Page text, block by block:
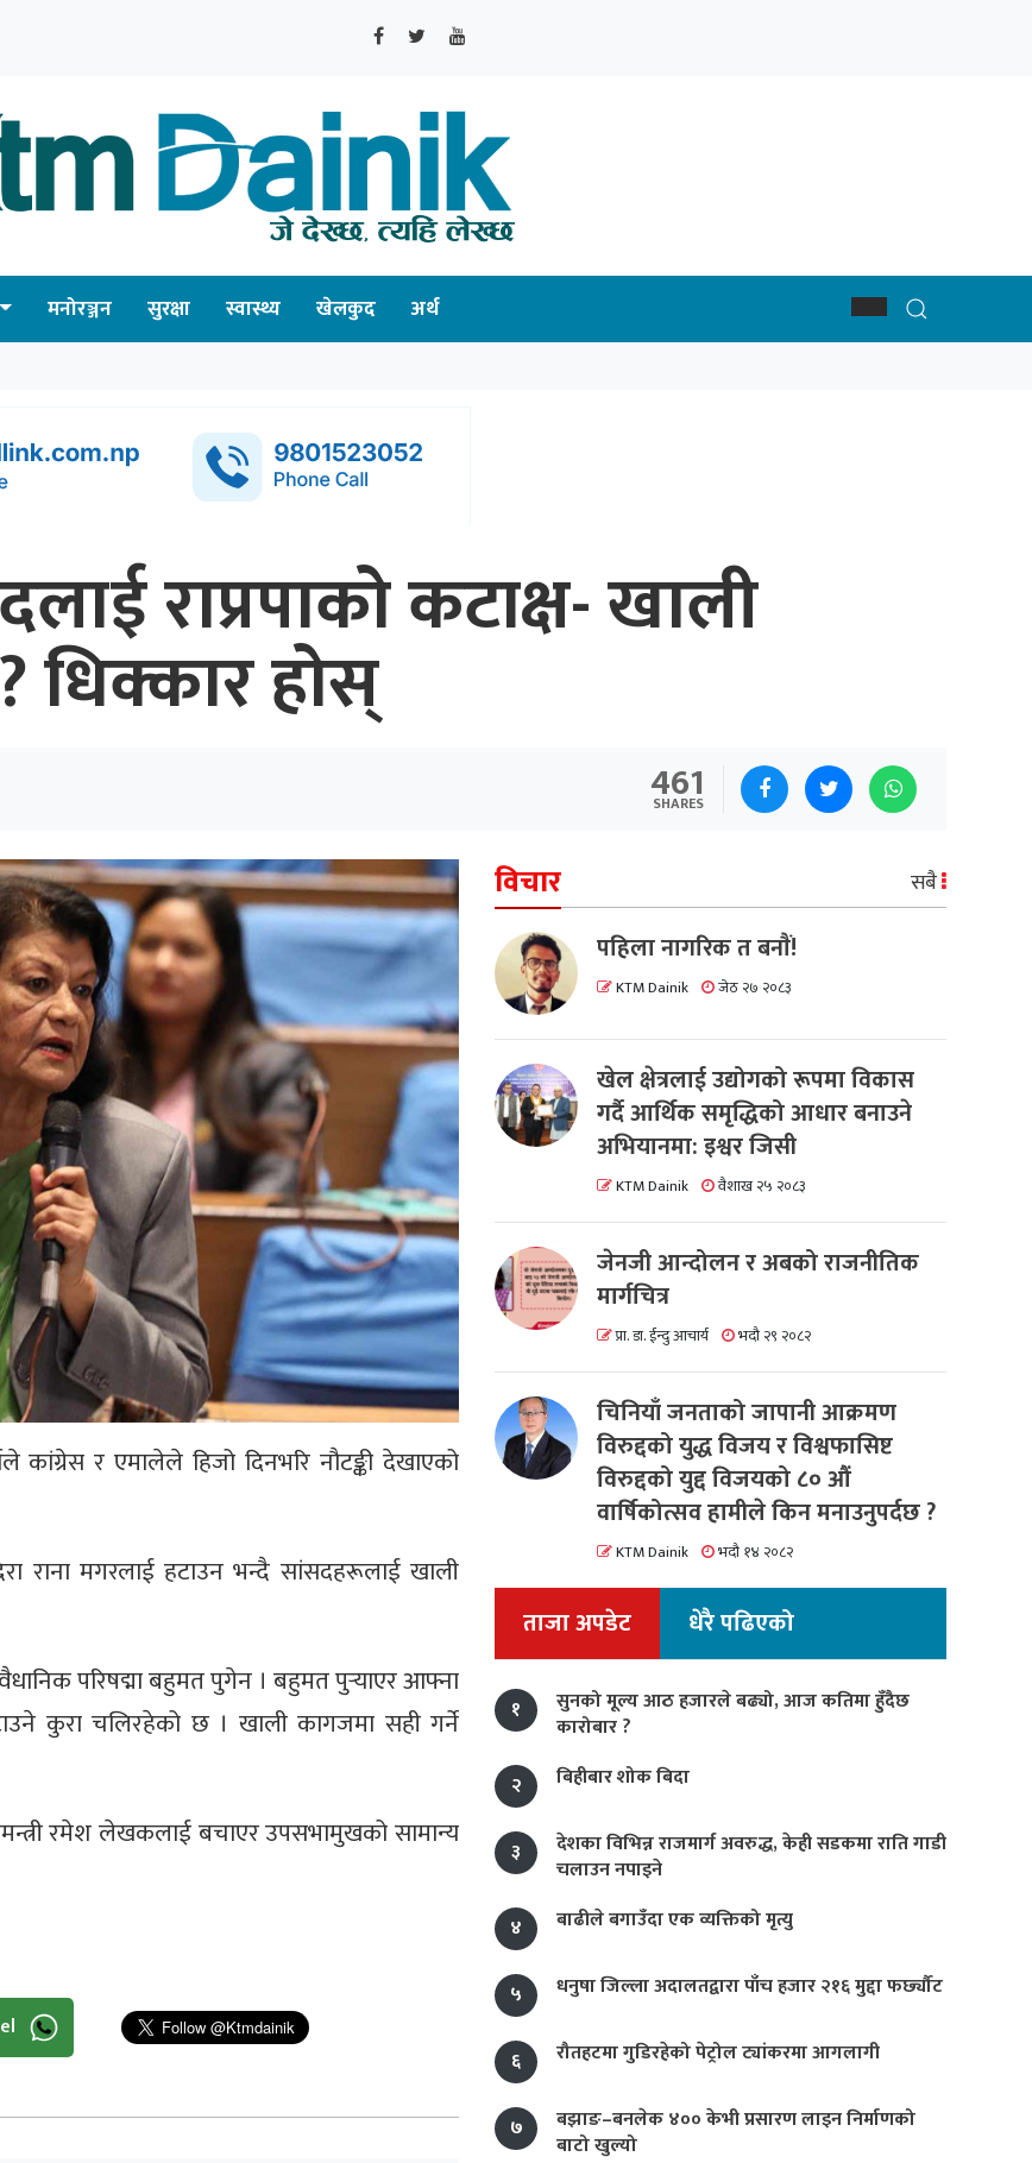
मनोरञ्जन सुरक्षा स्वास्थ्य खेलकुद अर्थ
राप्रपाको कटाक्ष- खाली
धिक्कार होस्
461
SHARES
कांग्रेस र एमालेले हिजो दिनभरि नौटङ्की देखाएको
राना मगरलाई हटाउन भन्दै सांसदहरूलाई खाली
परिषद्मा बहुमत पुगेन । बहुमत पुर्‍याएर आफ्ना
कुरा चलिरहेको छ । खाली कागजमा सही गर्ने
रमेश लेखकलाई बचाएर उपसभामुखको सामान्य
विचार सबै
पहिला नागरिक त बनाैं!
KTM Dainik जेठ २७ २०८३
खेल क्षेत्रलाई उद्योगको रूपमा विकास
गर्दै आर्थिक समृद्धिको आधार बनाउने
अभियानमा: इश्वर जिसी
KTM Dainik वैशाख २५ २०८३
जेनजी आन्दोलन र अबको राजनीतिक
मार्गचित्र
प्रा. डा. ईन्दु आचार्य भदौ २९ २०८२
चिनियाँ जनताको जापानी आक्रमण
विरुद्दको युद्ध विजय र विश्वफासिष्ट
विरुद्दको युद्द विजयको ८० औं
वार्षिकोत्सव हामीले किन मनाउनुपर्दछ ?
KTM Dainik भदौ १४ २०८२
ताजा अपडेट धेरै पढिएको
१
सुनको मूल्य आठ हजारले बढ्यो, आज कतिमा हुँदैछ
कारोबार ?
२
बिहीबार शोक बिदा
३
देशका विभिन्न राजमार्ग अवरुद्ध, केही सडकमा राति गाडी
चलाउन नपाइने
४
बाढीले बगाउँदा एक व्यक्तिको मृत्यु
५ धनुषा जिल्ला अदालतद्वारा पाँच हजार २१६ मुद्दा फर्छ्यौट
६ रौतहटमा गुडिरहेको पेट्रोल ट्यांकरमा आगलागी
७
बझाङ–बनलेक ४०० केभी प्रसारण लाइन निर्माणको
बाटो खुल्यो